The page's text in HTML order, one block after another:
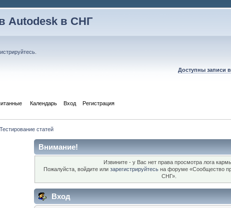
Autodesk в СНГ
Доступны записи
Календарь Вход Регистрация
Тестирование статей
Внимание!
Извините - у Вас нет права просмотра лога
Пожалуйста, войдите или зарегистрируйтесьна форуме «Сообщество
СНГ».
Вход